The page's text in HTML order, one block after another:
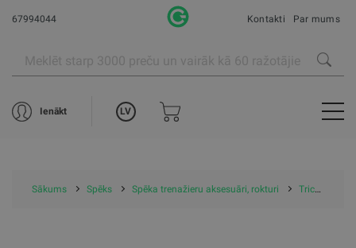
67994044 Kontakti Par mums
Ienākt LV
Sākums Spēks Spēka trenažieru aksesuāri, rokturi Triceps bar full 50 cm